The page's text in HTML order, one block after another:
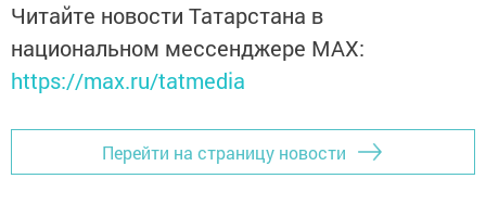
Читайте новости Татарстана в
национальном мессенджере MАХ:
https://max.ru/tatmedia
Перейти на страницу новости